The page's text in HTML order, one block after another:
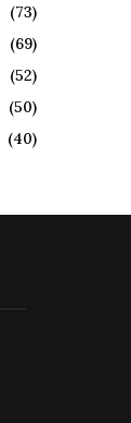
(73)
(69)
(52)
(50)
(40)